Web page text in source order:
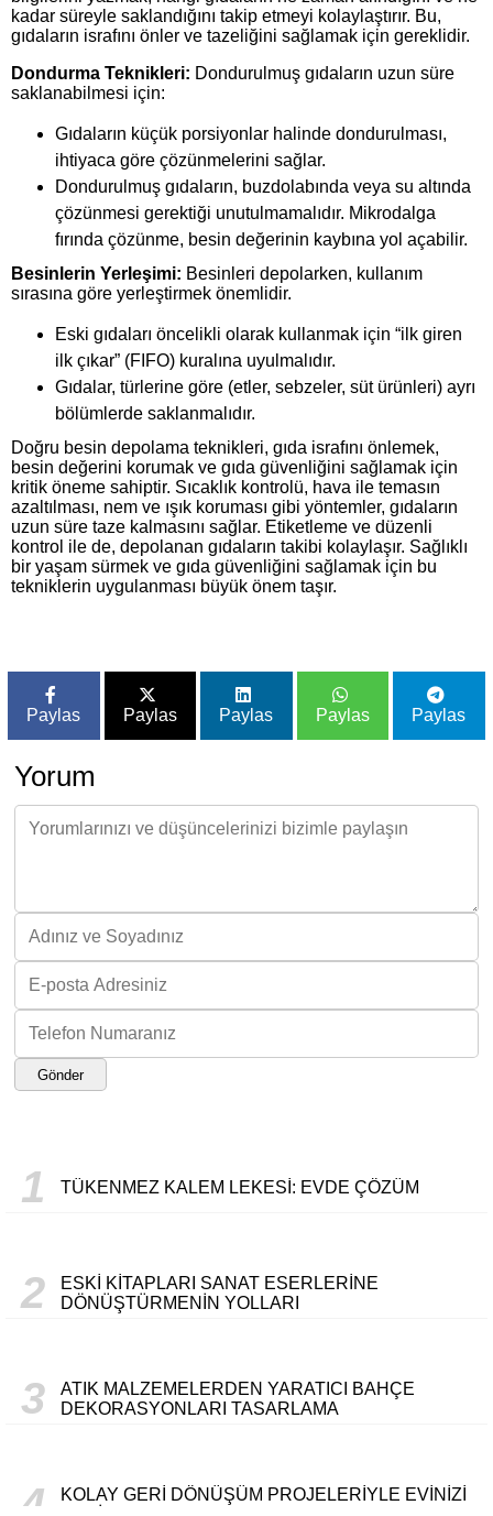
kadar süreyle saklandığını takip etmeyi kolaylaştırır. Bu,
gıdaların israfını önler ve tazeliğini sağlamak için gereklidir.
Dondurma Teknikleri: Dondurulmuş gıdaların uzun süre
saklanabilmesi için:
Gıdaların küçük porsiyonlar halinde dondurulması,
ihtiyaca göre çözünmelerini sağlar.
Dondurulmuş gıdaların, buzdolabında veya su altında
çözünmesi gerektiği unutulmamalıdır. Mikrodalga
fırında çözünme, besin değerinin kaybına yol açabilir.
Besinlerin Yerleşimi: Besinleri depolarken, kullanım
sırasına göre yerleştirmek önemlidir.
Eski gıdaları öncelikli olarak kullanmak için “ilk giren
ilk çıkar” (FIFO) kuralına uyulmalıdır.
Gıdalar, türlerine göre (etler, sebzeler, süt ürünleri) ayrı
bölümlerde saklanmalıdır.
Doğru besin depolama teknikleri, gıda israfını önlemek,
besin değerini korumak ve gıda güvenliğini sağlamak için
kritik öneme sahiptir. Sıcaklık kontrolü, hava ile temasın
azaltılması, nem ve ışık koruması gibi yöntemler, gıdaların
uzun süre taze kalmasını sağlar. Etiketleme ve düzenli
kontrol ile de, depolanan gıdaların takibi kolaylaşır. Sağlıklı
bir yaşam sürmek ve gıda güvenliğini sağlamak için bu
tekniklerin uygulanması büyük önem taşır.
Paylas Paylas Paylas Paylas Paylas
Yorum
Gönder
1 TÜKENMEZ KALEM LEKESI: EVDE ÇÖZÜM
2
ESKI KITAPLARI SANAT ESERLERINE
DÖNÜŞTÜRMENIN YOLLARI
3
ATIK MALZEMELERDEN YARATICI BAHÇE
DEKORASYONLARI TASARLAMA
4
KOLAY GERI DÖNÜŞÜM PROJELERIYLE EVINIZI